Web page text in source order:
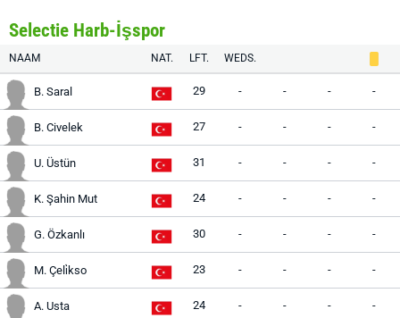
Selectie Harb-İşspor
NAAM NAT. LFT. WEDS.
B. Saral 29 - - - -
B. Civelek 27 - - - -
U. Üstün 31 - - - -
K. Şahin Mut 24 - - - -
G. Özkanlı 30 - - - -
M. Çeli̇kso 23 - - - -
A. Usta 24 - - - -